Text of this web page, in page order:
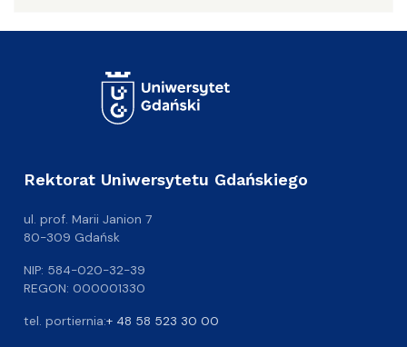
Rektorat Uniwersytetu Gdańskiego
ul. prof. Marii Janion 7
80-309 Gdańsk
NIP: 584-020-32-39
REGON: 000001330
tel. portiernia:+ 48 58 523 30 00